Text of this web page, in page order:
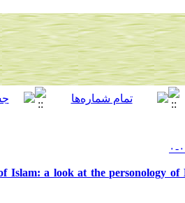
Islam: a look at the personology of